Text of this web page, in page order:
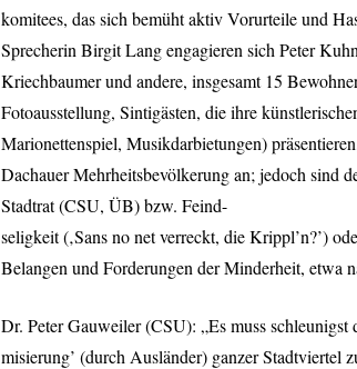
komitees, das sich bemüht aktiv Vorurteile und
Sprecherin Birgit Lang engagieren sich Peter
Kriechbaumer und andere, insgesamt 15
Fotoausstellung, Sintigästen, die ihre
Marionettenspiel, Musikdarbietungen)
Dachauer Mehrheitsbevölkerung an; jedoch sind
Stadtrat (CSU, ÜB) bzw. Feind-
seligkeit (‚Sans no net verreckt, die Krippl’n?’)
Belangen und Forderungen der Minderheit, etwa
Dr. Peter Gauweiler (CSU): „Es muss
misierung’ (durch Ausländer) ganzer Stadtviertel